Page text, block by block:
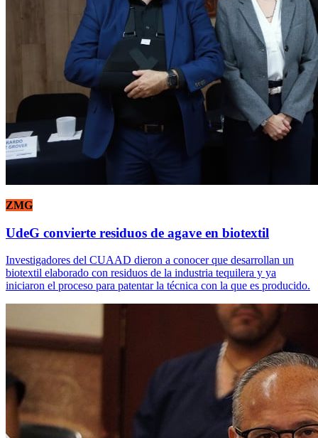
ZMG
UdeG convierte residuos de agave en biotextil
Investigadores del CUAAD dieron a conocer que desarrollan un
biotextil elaborado con residuos de la industria tequilera y ya
iniciaron el proceso para patentar la técnica con la que es producido.